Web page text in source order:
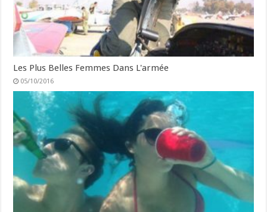
Les Plus Belles Femmes Dans L'armée
05/10/2016